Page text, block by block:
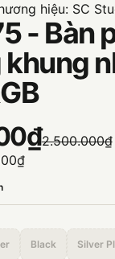
- Bàn
hiệu: SC
2.500.000₫
Black Silver